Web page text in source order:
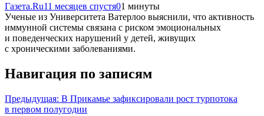
Газета.Ru11 месяцев спустя01 минуты
Ученые из Университета Ватерлоо выяснили, что активность
иммунной системы связана с риском эмоциональных
и поведенческих нарушений у детей, живущих
с хроническими заболеваниями.
Навигация по записям
Предыдущая: В Прикамье зафиксировали рост турпотока
в первом полугодии